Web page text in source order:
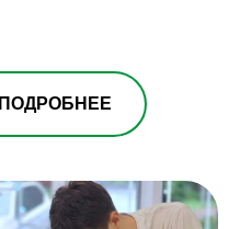
ПОДРОБНЕЕ